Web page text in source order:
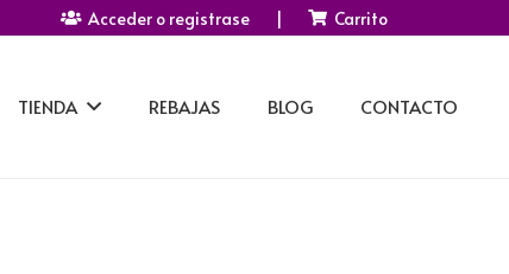
Acceder o registrase | Carrito
TIENDA REBAJAS BLOG CONTACTO